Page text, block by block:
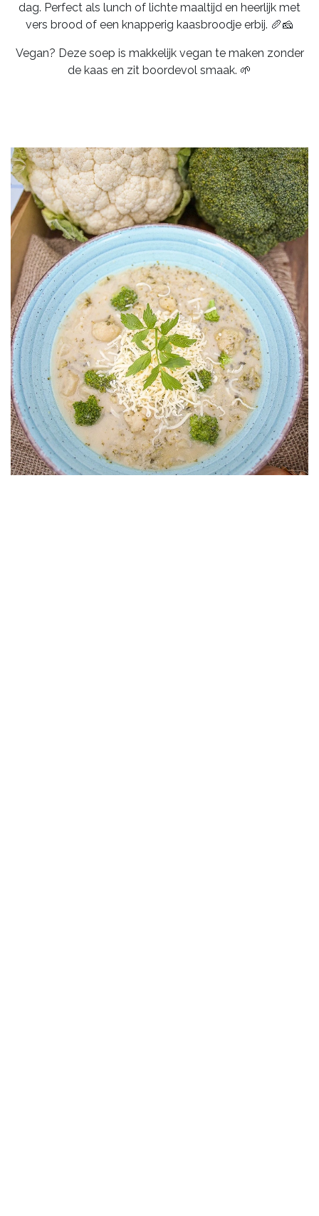
dag. Perfect als lunch of lichte maaltijd en heerlijk met
vers brood of een knapperig kaasbroodje erbij. 🥖🧀
Vegan? Deze soep is makkelijk vegan te maken zonder
de kaas en zit boordevol smaak. 🌱